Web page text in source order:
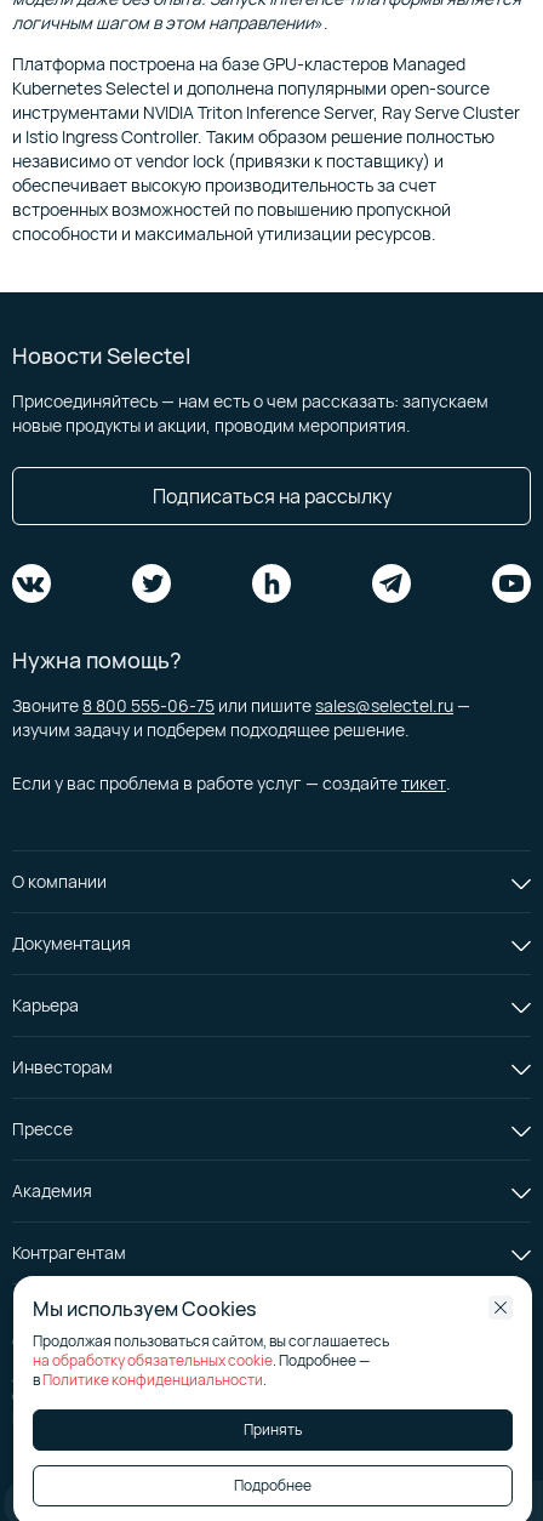
логичным шагом в этом направлении»‎.
Платформа построена на базе GPU-кластеров Managed
Kubernetes Selectel и дополнена популярными open-source
инструментами NVIDIA Triton Inference Server, Ray Serve Cluster
и Istio Ingress Controller. Таким образом решение полностью
независимо от vendor lock (привязки к поставщику) и
обеспечивает высокую производительность за счет
встроенных возможностей по повышению пропускной
способности и максимальной утилизации ресурсов.
Новости Selectel
Присоединяйтесь — нам есть о чем рассказать: запускаем
новые продукты и акции, проводим мероприятия.
Подписаться на рассылку
Нужна помощь?
Звоните 8 800 555-06-75 или пишитеsales@selectel.ru—
изучим задачу и подберем подходящее решение.
Если у вас проблема в работе услуг — создайтетикет
О компании
Документация
Карьера
Инвесторам
Прессе
Академия
Контрагентам
© АО «Селектел», 2008—2026
Лицензия на телематические услуги
№ 176267
Страница эмитента на сайте аккредитованного агентства
Политика в отношении обработки персональных данных
Мы используем Cookies
Продолжая пользоваться сайтом, вы соглашаетесь
на обработку обязательных cookie. Подробнее —
вПолитике конфиденциальности.
Принять
Подробнее